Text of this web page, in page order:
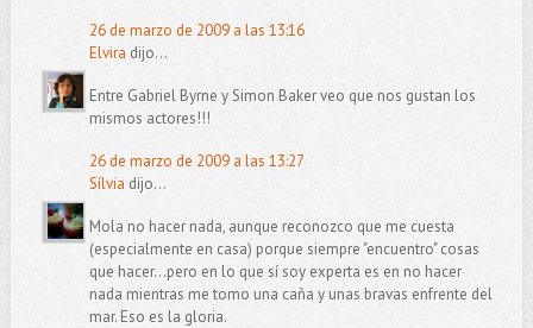
26 de marzo de 2009 a las 13:16
Elvira dijo...
Entre Gabriel Byrne y Simon Baker veo que nos gustan los
mismos actores!!!
26 de marzo de 2009 a las 13:27
Sílvia dijo...
Mola no hacer nada, aunque reconozco que me cuesta
(especialmente en casa) porque siempre "encuentro" cosas
que hacer...pero en lo que sí soy experta es en no hacer
nada mientras me tomo una caña y unas bravas enfrente del
mar. Eso es la gloria.